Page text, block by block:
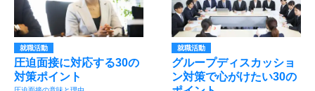
就職活動
圧迫面接に対応する30の
対策ポイント
就職活動
グループディスカッショ
ン対策で心がけたい30の